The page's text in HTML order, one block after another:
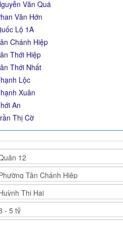
Văn Quá
Văn Hớn
Lộ 1A
Chánh Hiệp
Thới Hiệp
Thới Nhất
Lộc
Xuân
An
Thị Cờ